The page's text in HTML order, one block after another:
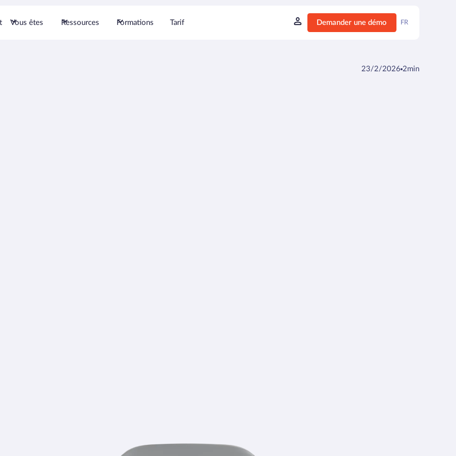
Vous êtes Ressources Formations Tarif Demander une démo FR
23/2/2026 2min